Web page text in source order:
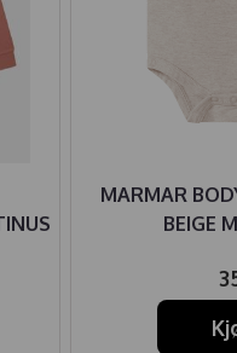
MARMAR
BEIGE